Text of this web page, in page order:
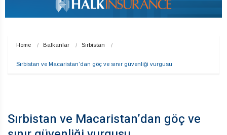
Home Balkanlar Sırbistan
Sırbistan ve Macaristan’dan göç ve sınır güvenliği vurgusu
Sırbistan ve Macaristan’dan göç ve